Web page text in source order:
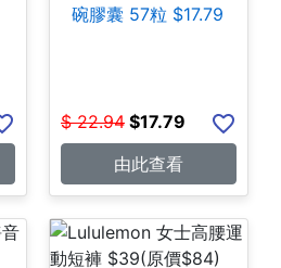
碗膠囊 57粒 $17.79
$ 22.94 $17.79
由此查看